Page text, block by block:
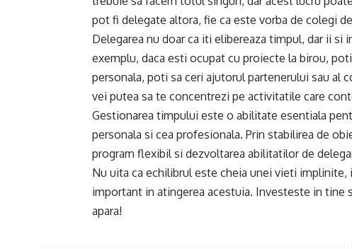
pot fi delegate altora, fie ca este vorba de colegi
Delegarea nu doar ca iti elibereaza timpul, dar ii
exemplu, daca esti ocupat cu proiecte la birou,
personala, poti sa ceri ajutorul partenerului sau al
vei putea sa te concentrezi pe activitatile care
Gestionarea timpului este o abilitate esentiala
personala si cea profesionala. Prin stabilirea de
program flexibil si dezvoltarea abilitatilor de
Nu uita ca echilibrul este cheia unei vieti
important in atingerea acestuia. Investeste in tine
apara!